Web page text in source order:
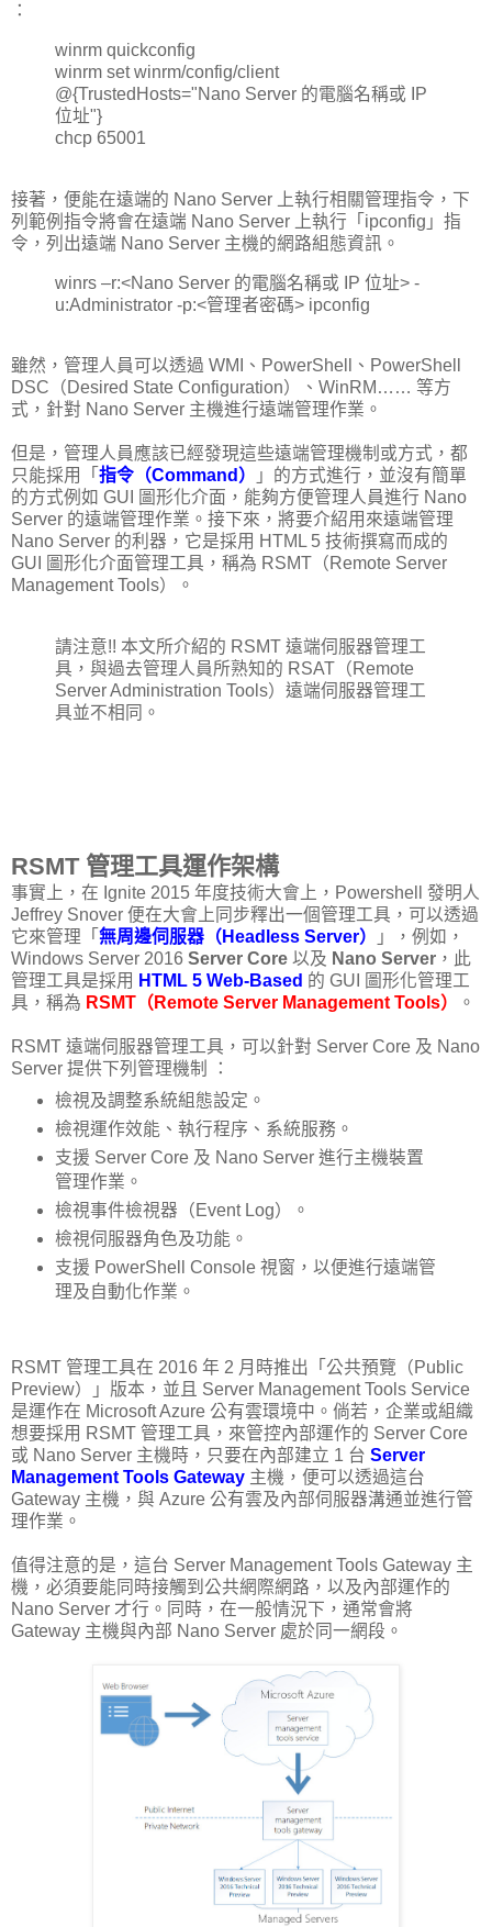
：
winrm quickconfig
winrm set winrm/config/client
@{TrustedHosts="Nano Server 的電腦名稱或 IP
位址"}
chcp 65001
接著，便能在遠端的 Nano Server 上執行相關管理指令，下
列範例指令將會在遠端 Nano Server 上執行「ipconfig」指
令，列出遠端 Nano Server 主機的網路組態資訊。
winrs –r:<Nano Server 的電腦名稱或 IP 位址> -
u:Administrator -p:<管理者密碼> ipconfig
雖然，管理人員可以透過 WMI、PowerShell、PowerShell
DSC（Desired State Configuration）、WinRM…… 等方
式，針對 Nano Server 主機進行遠端管理作業。
但是，管理人員應該已經發現這些遠端管理機制或方式，都
只能採用「 指令（Command）
」的方式進行，並沒有簡單
的方式例如 GUI 圖形化介面，能夠方便管理人員進行 Nano
Server 的遠端管理作業。接下來，將要介紹用來遠端管理
Nano Server 的利器，它是採用 HTML 5 技術撰寫而成的
GUI 圖形化介面管理工具，稱為 RSMT（Remote Server
Management Tools）。
請注意!! 本文所介紹的 RSMT 遠端伺服器管理工
具，與過去管理人員所熟知的 RSAT（Remote
Server Administration Tools）遠端伺服器管理工
具並不相同。
RSMT 管理工具運作架構
事實上，在 Ignite 2015 年度技術大會上，Powershell 發明人
Jeffrey Snover 便在大會上同步釋出一個管理工具，可以透過
它來管理「 無周邊伺服器（Headless Server）
」，例如，
Windows Server 2016 Server Core 以及 Nano Server ，此
管理工具是採用 HTML 5 Web-Based 的 GUI 圖形化管理工
具，稱為 RSMT（Remote Server Management Tools） 。
RSMT 遠端伺服器管理工具，可以針對 Server Core 及 Nano
Server 提供下列管理機制 ：
檢視及調整系統組態設定。
檢視運作效能、執行程序、系統服務。
支援 Server Core 及 Nano Server 進行主機裝置
管理作業。
檢視事件檢視器（Event Log）。
檢視伺服器角色及功能。
支援 PowerShell Console 視窗，以便進行遠端管
理及自動化作業。
RSMT 管理工具在 2016 年 2 月時推出「公共預覽（Public
Preview）」版本，並且 Server Management Tools Service
是運作在 Microsoft Azure 公有雲環境中。倘若，企業或組織
想要採用 RSMT 管理工具，來管控內部運作的 Server Core
或 Nano Server 主機時，只要在內部建立 1 台 Server
Management Tools Gateway 主機，便可以透過這台
Gateway 主機，與 Azure 公有雲及內部伺服器溝通並進行管
理作業。
值得注意的是，這台 Server Management Tools Gateway 主
機，必須要能同時接觸到公共網際網路，以及內部運作的
Nano Server 才行。同時，在一般情況下，通常會將
Gateway 主機與內部 Nano Server 處於同一網段。